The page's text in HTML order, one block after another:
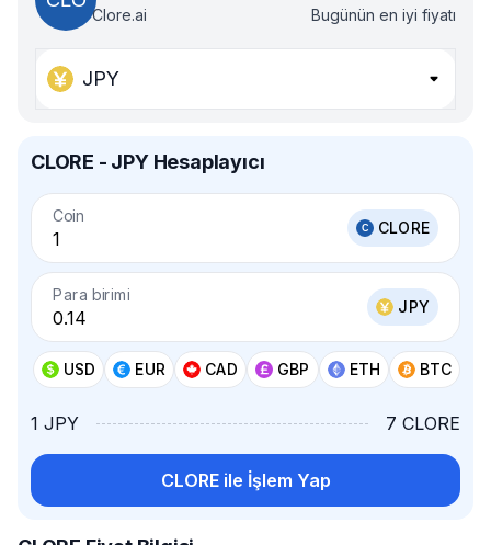
Clore.ai Bugünün en iyi fiyatı
JPY
CLORE - JPY Hesaplayıcı
Coin
CLORE
Para birimi
JPY
USD EUR CAD GBP ETH BTC
1 JPY 7 CLORE
CLORE ile İşlem Yap